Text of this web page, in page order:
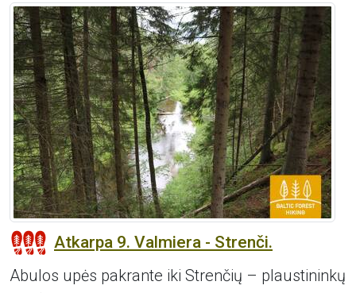
Atkarpa 9. Valmiera - Strenči.
Abulos upės pakrante iki Strenčių – plaustininkų